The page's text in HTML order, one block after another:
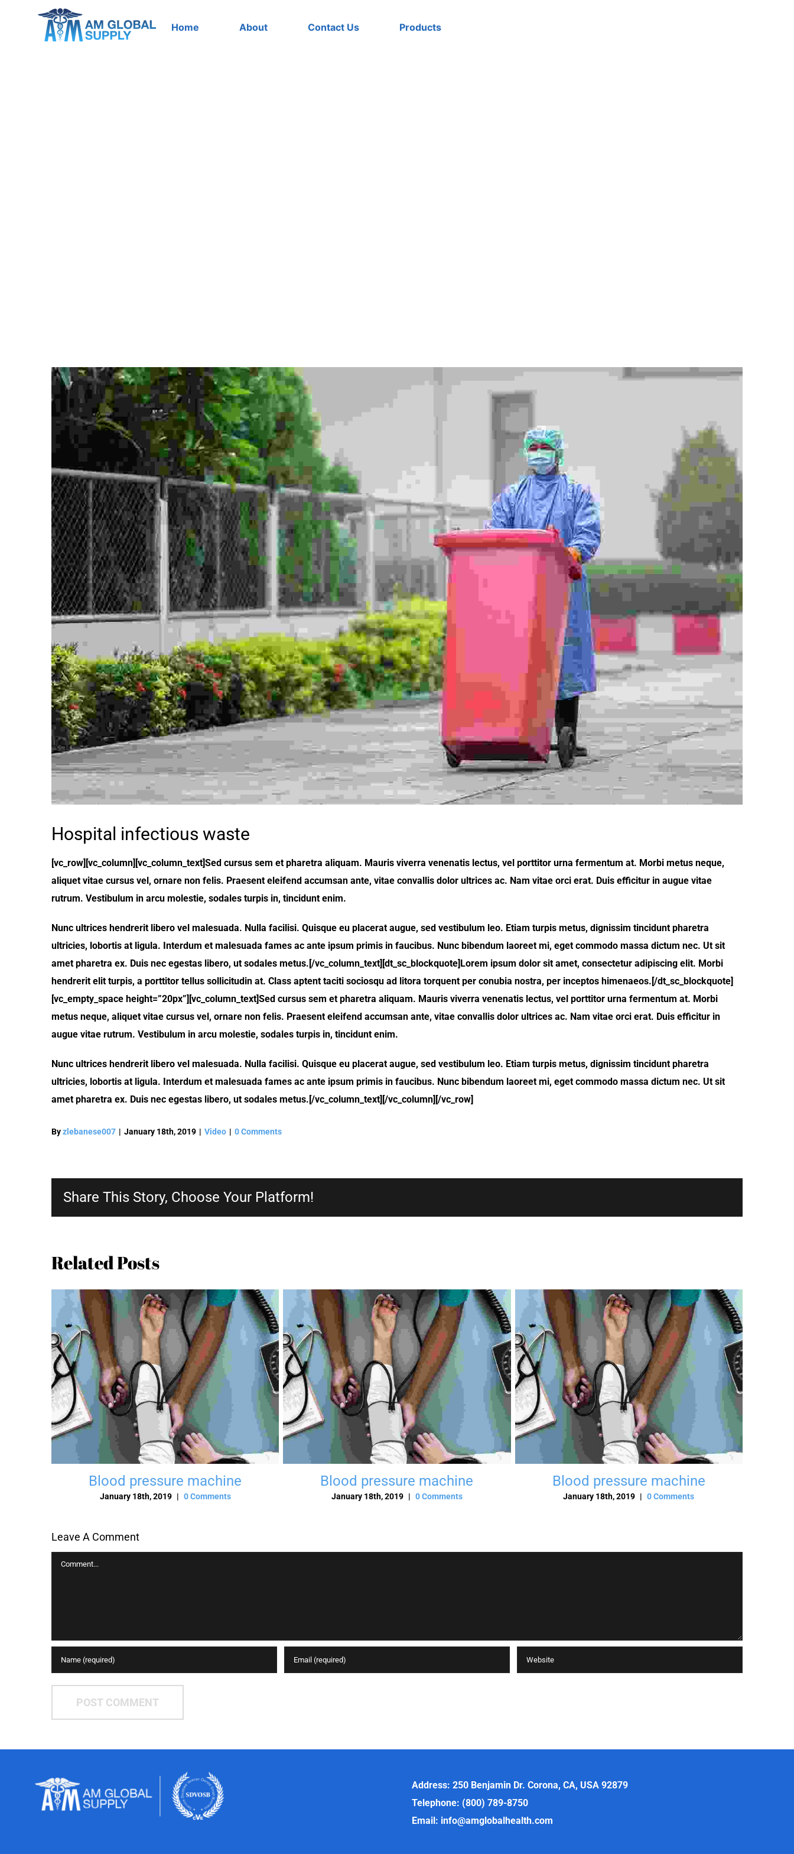
Home About Contact Us Products
View
Larger
Image
Hospital infectious waste
[vc_row][vc_column][vc_column_text]Sed cursus sem et pharetra aliquam. Mauris viverra venenatis lectus, vel porttitor urna fermentum at. Morbi metus neque,
aliquet vitae cursus vel, ornare non felis. Praesent eleifend accumsan ante, vitae convallis dolor ultrices ac. Nam vitae orci erat. Duis efficitur in augue vitae
rutrum. Vestibulum in arcu molestie, sodales turpis in, tincidunt enim.
Nunc ultrices hendrerit libero vel malesuada. Nulla facilisi. Quisque eu placerat augue, sed vestibulum leo. Etiam turpis metus, dignissim tincidunt pharetra
ultricies, lobortis at ligula. Interdum et malesuada fames ac ante ipsum primis in faucibus. Nunc bibendum laoreet mi, eget commodo massa dictum nec. Ut sit
amet pharetra ex. Duis nec egestas libero, ut sodales metus.[/vc_column_text][dt_sc_blockquote]Lorem ipsum dolor sit amet, consectetur adipiscing elit. Morbi
hendrerit elit turpis, a porttitor tellus sollicitudin at. Class aptent taciti sociosqu ad litora torquent per conubia nostra, per inceptos himenaeos.[/dt_sc_blockquote]
[vc_empty_space height=”20px”][vc_column_text]Sed cursus sem et pharetra aliquam. Mauris viverra venenatis lectus, vel porttitor urna fermentum at. Morbi
metus neque, aliquet vitae cursus vel, ornare non felis. Praesent eleifend accumsan ante, vitae convallis dolor ultrices ac. Nam vitae orci erat. Duis efficitur in
augue vitae rutrum. Vestibulum in arcu molestie, sodales turpis in, tincidunt enim.
Nunc ultrices hendrerit libero vel malesuada. Nulla facilisi. Quisque eu placerat augue, sed vestibulum leo. Etiam turpis metus, dignissim tincidunt pharetra
ultricies, lobortis at ligula. Interdum et malesuada fames ac ante ipsum primis in faucibus. Nunc bibendum laoreet mi, eget commodo massa dictum nec. Ut sit
amet pharetra ex. Duis nec egestas libero, ut sodales metus.[/vc_column_text][/vc_column][/vc_row]
Byzlebanese007 | January 18th, 2019 | Video | 0 Comments
Share This Story, Choose Your Platform!
Related Posts
Blood pressure machine
January 18th, 2019 | 0 Comments
Blood pressure machine
January 18th, 2019 | 0 Comments
Blood pressure machine
January 18th, 2019 | 0 Comments
Leave A Comment
Comment
Address: 250 Benjamin Dr. Corona, CA, USA 92879
Telephone: (800) 789-8750
Email: info@amglobalhealth.com